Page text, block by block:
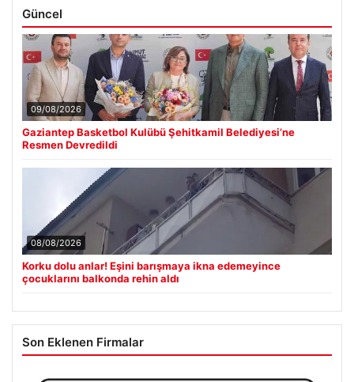
Güncel
09/08/2026
Gaziantep Basketbol Kulübü Şehitkamil Belediyesi’ne
Resmen Devredildi
08/08/2026
Korku dolu anlar! Eşini barışmaya ikna edemeyince
çocuklarını balkonda rehin aldı
Son Eklenen Firmalar